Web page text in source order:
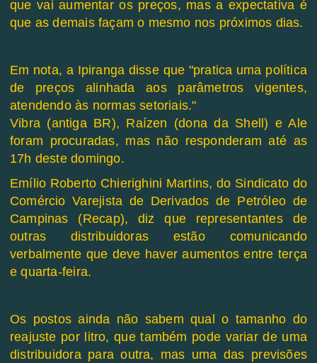
que vai aumentar os preços, mas a expectativa é
que as demais façam o mesmo nos próximos dias.
Em nota, a Ipiranga disse que "pratica uma política
de preços alinhada aos parâmetros vigentes,
atendendo às normas setoriais."
Vibra (antiga BR), Raízen (dona da Shell) e Ale
foram procuradas, mas não responderam até as
17h deste domingo.
Emílio Roberto Chierighini Martins, do Sindicato do
Comércio Varejista de Derivados de Petróleo de
Campinas (Recap), diz que representantes de
outras distribuidoras estão comunicando
verbalmente que deve haver aumentos entre terça
e quarta-feira.
Os postos ainda não sabem qual o tamanho do
reajuste por litro, que também pode variar de uma
distribuidora para outra, mas uma das previsões